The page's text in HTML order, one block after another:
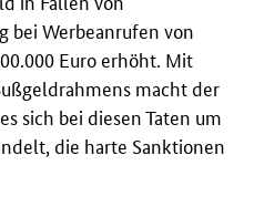
bei Werbeanrufen von
Euro erhöht. Mit
macht der
sich bei diesen Taten um
die harte Sanktionen